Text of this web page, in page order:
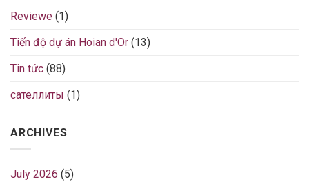
Reviewe (1)
Tiến độ dự án Hoian d'Or (13)
Tin tức (88)
сателлиты (1)
ARCHIVES
July 2026 (5)